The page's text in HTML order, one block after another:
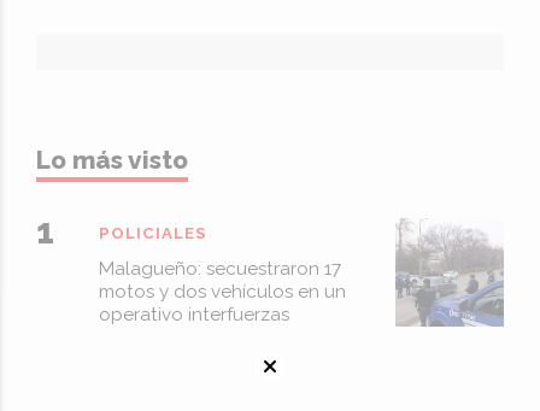
Lo más visto
Malagueño: secuestraron 17
motos y dos vehículos en un
operativo interfuerzas
POLICIALES